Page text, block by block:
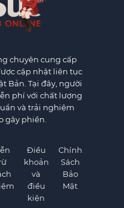
chuyên cung cấp
cập nhật liên tục
Bản. Tại đây, người
phí với chất lượng
và trải nghiệm
gây phiền.
Điều
khoản
và
điều
kiện
Chính
Sách
Bảo
Mật